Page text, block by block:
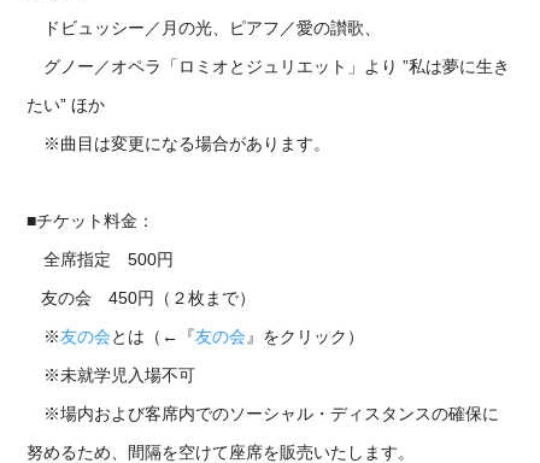
ドビュッシー／月の光、ピアフ／愛の讃歌、
グノー／オペラ「ロミオとジュリエット」より ”私は夢に生き
たい” ほか
※曲目は変更になる場合があります。
■チケット料金：
全席指定 500円
友の会 450円（２枚まで）
※友の会とは（←『友の会 』をクリック）
※未就学児入場不可
※場内および客席内でのソーシャル・ディスタンスの確保に
努めるため、間隔を空けて座席を販売いたします。